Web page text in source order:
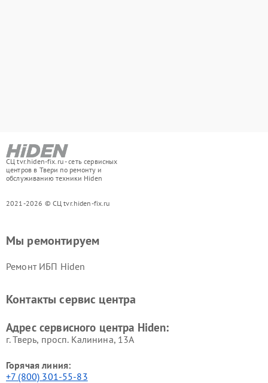
СЦ tvr.hiden-fix.ru - сеть сервисных
центров в Твери по ремонту и
обслуживанию техники Hiden
2021-2026 © СЦ tvr.hiden-fix.ru
Мы ремонтируем
Ремонт ИБП Hiden
Контакты сервис центра
Адрес сервисного центра Hiden:
г. Тверь, просп. Калинина, 13А
Горячая линия:
+7 (800) 301-55-83